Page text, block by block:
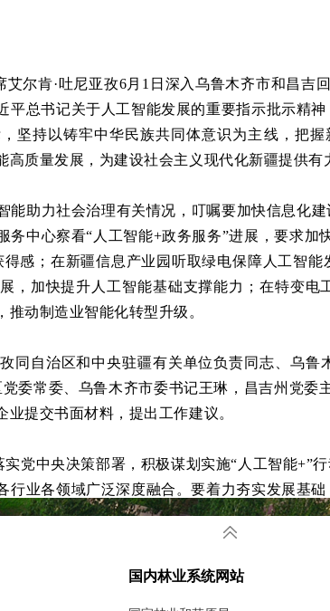
艾尔肯·吐尼亚孜6月1日深入乌鲁木齐市和昌吉
平总书记关于人工智能发展的重要指示批示精
坚持以铸牢中华民族共同体意识为主线，把
质量发展，为建设社会主义现代化新疆提供有
能助力社会治理有关情况，叮嘱要加快信息化
务中心察看“人工智能+政务服务”进展，要求
感；在新疆信息产业园听取绿电保障人工智
，加快提升人工智能基础支撑能力；在特变
动制造业智能化转型升级。
孜同自治区和中央驻疆有关单位负责同志、乌
委常委、乌鲁木齐市委书记王琳，昌吉州党委
提交书面材料，提出工作建议。
党中央决策部署，积极谋划实施“人工智能+”
行业各领域广泛深度融合。要着力夯实发展基
，壮大绿色算力规模，打造全疆算力“一张网”
业基础和应用实际，推动人工智能领域龙头企
对外开放、防灾减灾救灾等领域，加快培育拓
国内林业系统网站